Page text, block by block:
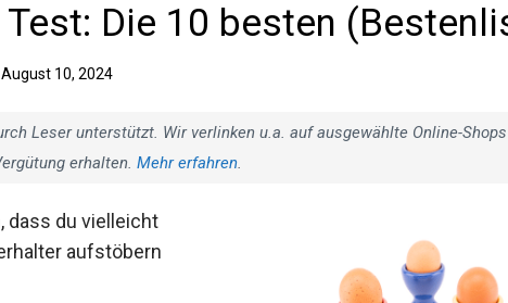
Test: Die 10 besten
August 10, 2024
Leser unterstützt. Wir verlinken u.a. auf ausgewählte Online-
erhalten. Mehr erfahren.
dass du vielleicht
aufstöbern